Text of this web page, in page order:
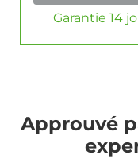
Garantie 14
Approuvé